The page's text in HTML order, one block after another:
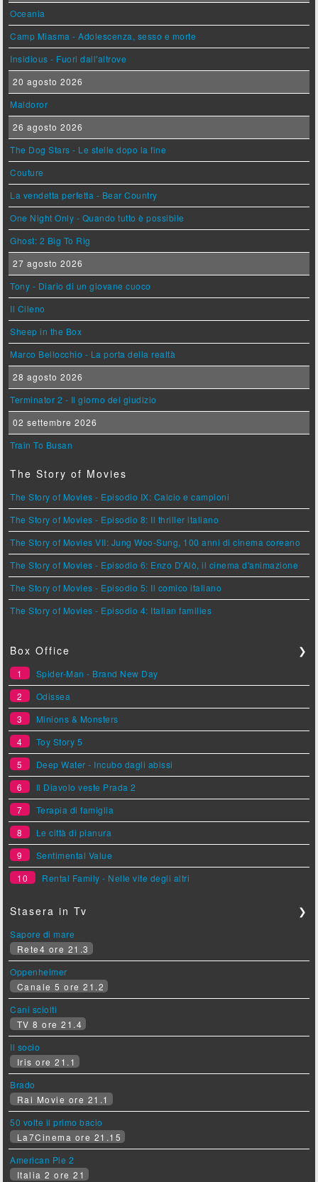
Oceania
Camp Miasma - Adolescenza, sesso e morte
Insidious - Fuori dall'altrove
20 agosto 2026
Maldoror
26 agosto 2026
The Dog Stars - Le stelle dopo la fine
Couture
La vendetta perfetta - Bear Country
One Night Only - Quando tutto è possibile
Ghost: 2 Big To Rig
27 agosto 2026
Tony - Diario di un giovane cuoco
Il Cileno
Sheep in the Box
Marco Bellocchio - La porta della realtà
28 agosto 2026
Terminator 2 - Il giorno del giudizio
02 settembre 2026
Train To Busan
The Story of Movies
The Story of Movies - Episodio IX: Calcio e campioni
The Story of Movies - Episodio 8: Il thriller italiano
The Story of Movies VII: Jung Woo-Sung, 100 anni di cinema coreano
The Story of Movies - Episodio 6: Enzo D'Alò, il cinema d'animazione
The Story of Movies - Episodio 5: Il comico italiano
The Story of Movies - Episodio 4: Italian families
Box Office ❯
1
Spider-Man - Brand New Day
2
Odissea
3
Minions & Monsters
4
Toy Story 5
5
Deep Water - Incubo dagli abissi
6
Il Diavolo veste Prada 2
7
Terapia di famiglia
8
Le città di pianura
9
Sentimental Value
10
Rental Family - Nelle vite degli altri
Stasera in Tv ❯
Sapore di mare
Rete4 ore 21.3
Oppenheimer
Canale 5 ore 21.2
Cani sciolti
TV 8 ore 21.4
Il socio
Iris ore 21.1
Brado
Rai Movie ore 21.1
50 volte il primo bacio
La7Cinema ore 21.15
American Pie 2
Italia 2 ore 21